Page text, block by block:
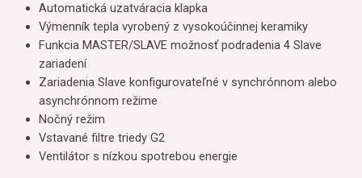
Automatická uzatváracia klapka
Výmenník tepla vyrobený z vysokoúčinnej keramiky
Funkcia MASTER/SLAVE možnosť podradenia 4 Slave
zariadení
Zariadenia Slave konfigurovateľné v synchrónnom alebo
asynchrónnom režime
Nočný režim
Vstavané filtre triedy G2
Ventilátor s nízkou spotrebou energie